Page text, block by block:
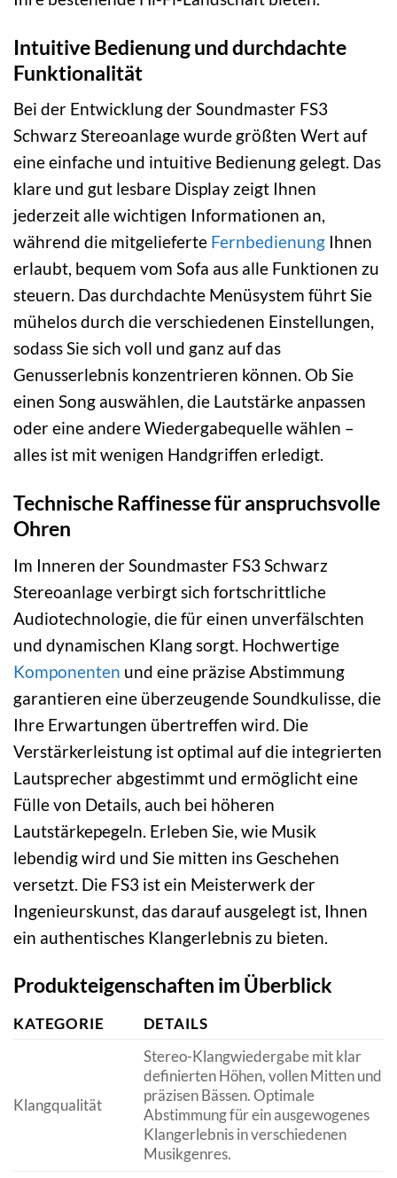
Intuitive Bedienung und durchdachte
Funktionalität
Bei der Entwicklung der Soundmaster FS3
Schwarz Stereoanlage wurde größten Wert auf
eine einfache und intuitive Bedienung gelegt. Das
klare und gut lesbare Display zeigt Ihnen
jederzeit alle wichtigen Informationen an,
während die mitgelieferte Fernbedienung Ihnen
erlaubt, bequem vom Sofa aus alle Funktionen zu
steuern. Das durchdachte Menüsystem führt Sie
mühelos durch die verschiedenen Einstellungen,
sodass Sie sich voll und ganz auf das
Genusserlebnis konzentrieren können. Ob Sie
einen Song auswählen, die Lautstärke anpassen
oder eine andere Wiedergabequelle wählen –
alles ist mit wenigen Handgriffen erledigt.
Technische Raffinesse für anspruchsvolle
Ohren
Im Inneren der Soundmaster FS3 Schwarz
Stereoanlage verbirgt sich fortschrittliche
Audiotechnologie, die für einen unverfälschten
und dynamischen Klang sorgt. Hochwertige
Komponenten und eine präzise Abstimmung
garantieren eine überzeugende Soundkulisse, die
Ihre Erwartungen übertreffen wird. Die
Verstärkerleistung ist optimal auf die integrierten
Lautsprecher abgestimmt und ermöglicht eine
Fülle von Details, auch bei höheren
Lautstärkepegeln. Erleben Sie, wie Musik
lebendig wird und Sie mitten ins Geschehen
versetzt. Die FS3 ist ein Meisterwerk der
Ingenieurskunst, das darauf ausgelegt ist, Ihnen
ein authentisches Klangerlebnis zu bieten.
Produkteigenschaften im Überblick
KATEGORIE DETAILS
Klangqualität
Stereo-Klangwiedergabe mit klar
definierten Höhen, vollen Mitten und
präzisen Bässen. Optimale
Abstimmung für ein ausgewogenes
Klangerlebnis in verschiedenen
Musikgenres.